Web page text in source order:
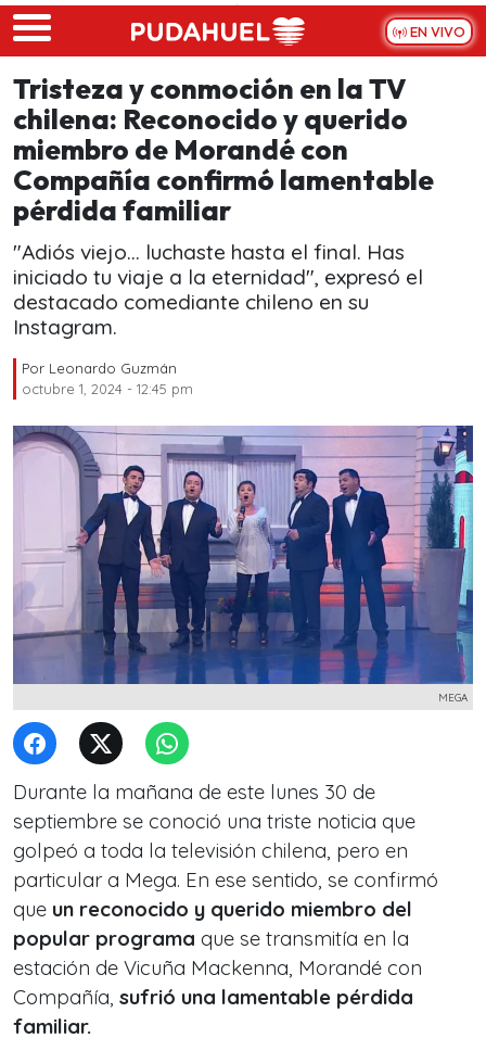
Skip to main content
EN VIVO
Tristeza y conmoción en la TV
chilena: Reconocido y querido
miembro de Morandé con
Compañía confirmó lamentable
pérdida familiar
"Adiós viejo… luchaste hasta el final. Has
iniciado tu viaje a la eternidad", expresó el
destacado comediante chileno en su
Instagram.
Por Leonardo Guzmán
octubre 1, 2024 - 12:45 pm
MEGA
Durante la mañana de este lunes 30 de
septiembre se conoció una triste noticia que
golpeó a toda la televisión chilena, pero en
particular a Mega. En ese sentido, se confirmó
que un reconocido y querido miembro del
popular programa que se transmitía en la
estación de Vicuña Mackenna, Morandé con
Compañía, sufrió una lamentable pérdida
familiar.